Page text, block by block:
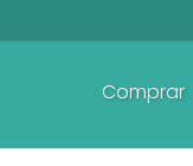
Comprar